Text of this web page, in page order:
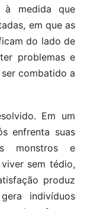
à medida que
em que as
do lado de
problemas e
combatido a
Em um
enfrenta suas
monstros e
sem tédio,
produz
indivíduos